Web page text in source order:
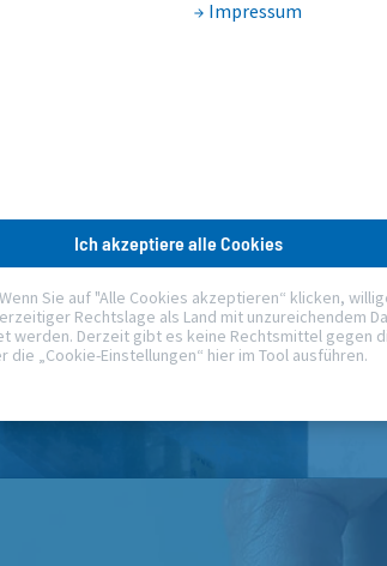
Impressum
Ich akzeptiere alle Cookies
Sie auf "Alle Cookies akzeptieren“ klicken,
Rechtslage als Land mit unzureichendem
werden. Derzeit gibt es keine Rechtsmittel gegen
„Cookie-Einstellungen“ hier im Tool ausführen.